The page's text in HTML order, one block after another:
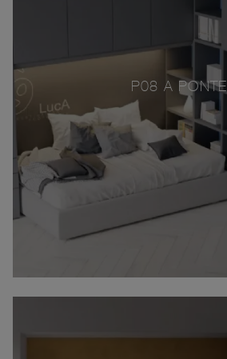
P08 A PONTE